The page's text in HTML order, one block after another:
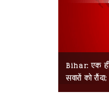
Bihar: एक ही
सवारों को